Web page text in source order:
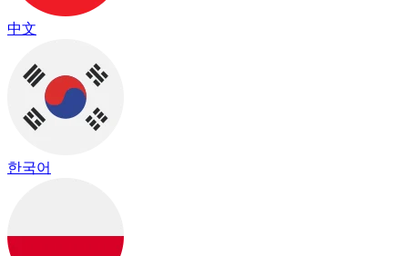
中文
한국어